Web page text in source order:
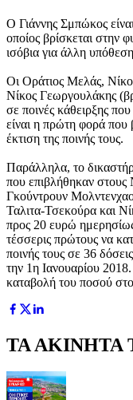
Ο Γιάννης Σμπώκος
οποίος βρίσκεται στην
ισόβια για άλλη
Οι Οράτιος Μελάς,
Νίκος Γεωργουλάκης
σε ποινές κάθειρξης
είναι η πρώτη φορά που
έκτιση της ποινής τους.
Παράλληλα, το
που επιβλήθηκαν
Γκούντρουν
Ταλιτα-Τσεκούρα και
προς 20 ευρώ
τέσσερις πρώτους να
ποινής τους σε 36
την 1η Ιανουαρίου
καταβολή του ποσού
ΤΑ